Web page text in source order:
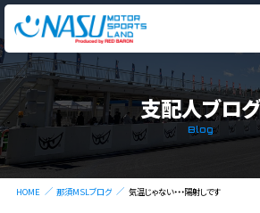
支配人ブログ
Blog
HOME 那須MSLブログ 気温じゃない・・・陽射しです